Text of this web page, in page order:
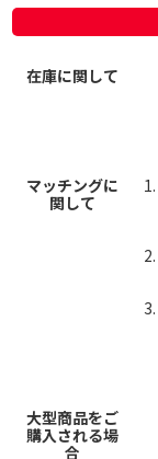
在庫に関して
マッチングに
関して
大型商品をご
購入される場
合